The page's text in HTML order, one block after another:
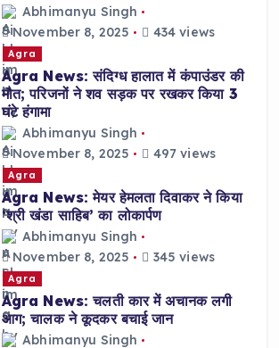
Abhimanyu Singh
November 8, 2025
434 views
Agra
Agra News: संदिग्ध हालात में कंपाउंडर की
मौत; परिजनों ने शव सड़क पर रखकर किया 3
घंटे हंगामा
Abhimanyu Singh
November 8, 2025
497 views
Agra
Agra News: मेयर हेमलता दिवाकर ने किया
‘श्री खंडा साहिब’ का लोकार्पण
Abhimanyu Singh
November 8, 2025
345 views
Agra
Agra News: चलती कार में अचानक लगी
आग; चालक ने कूदकर बचाई जान
Abhimanyu Singh